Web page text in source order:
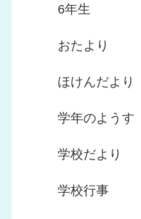
6年生
おたより
ほけんだより
学年のようす
学校だより
学校行事